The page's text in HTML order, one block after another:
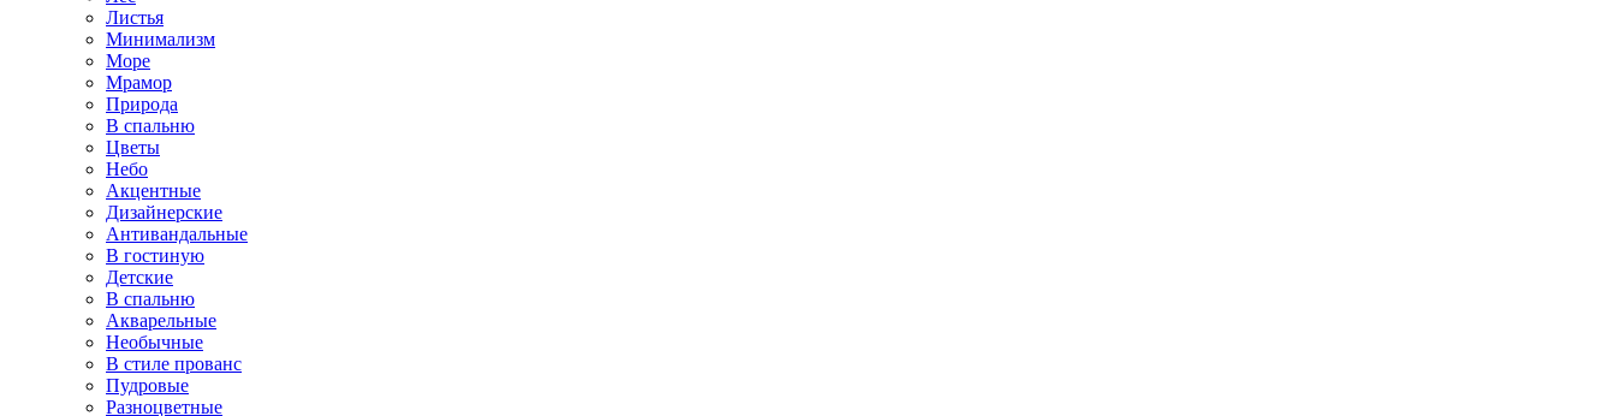
Листья
Минимализм
Море
Мрамор
Природа
В спальню
Цветы
Небо
Акцентные
Дизайнерские
Антивандальные
В гостиную
Детские
В спальню
Акварельные
Необычные
В стиле прованс
Пудровые
Разноцветные